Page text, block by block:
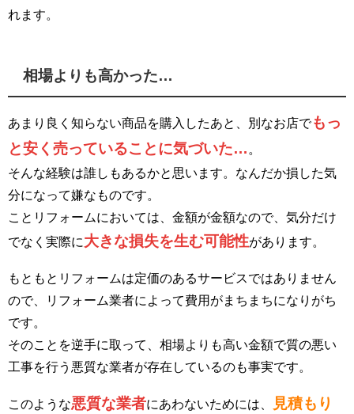
れます。
相場よりも高かった…
あまり良く知らない商品を購入したあと、別なお店でもっ
と安く売っていることに気づいた…
そんな経験は誰しもあるかと思います。なんだか損した気
分になって嫌なものです。
ことリフォームにおいては、金額が金額なので、気分だけ
でなく実際に大きな損失を生む可能性があります。
もともとリフォームは定価のあるサービスではありません
ので、リフォーム業者によって費用がまちまちになりがち
です。
そのことを逆手に取って、相場よりも高い金額で質の悪い
工事を行う悪質な業者が存在しているのも事実です。
このような悪質な業者にあわないためには、
見積もり